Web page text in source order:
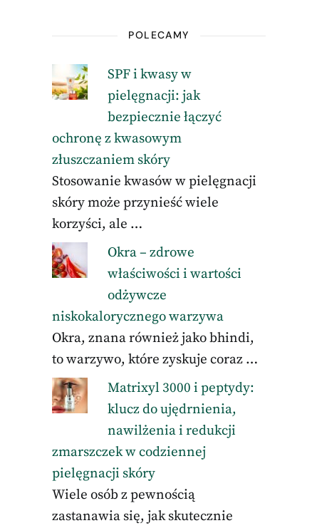
POLECAMY
SPF i kwasy w
pielęgnacji: jak
bezpiecznie łączyć
ochronę z kwasowym
złuszczaniem skóry
Stosowanie kwasów w pielęgnacji
skóry może przynieść wiele
korzyści, ale …
Okra – zdrowe
właściwości i wartości
odżywcze
niskokalorycznego warzywa
Okra, znana również jako bhindi,
to warzywo, które zyskuje coraz …
Matrixyl 3000 i peptydy:
klucz do ujędrnienia,
nawilżenia i redukcji
zmarszczek w codziennej
pielęgnacji skóry
Wiele osób z pewnością
zastanawia się, jak skutecznie